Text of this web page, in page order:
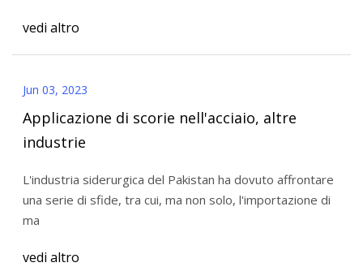
vedi altro
Jun 03, 2023
Applicazione di scorie nell'acciaio, altre
industrie
L'industria siderurgica del Pakistan ha dovuto affrontare
una serie di sfide, tra cui, ma non solo, l'importazione di
ma
vedi altro